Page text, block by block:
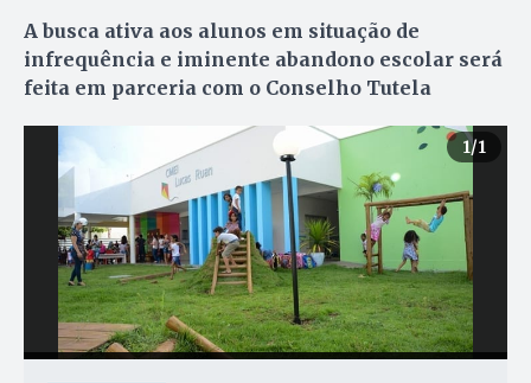
A busca ativa aos alunos em situação de
infrequência e iminente abandono escolar será
feita em parceria com o Conselho Tutela
1/1